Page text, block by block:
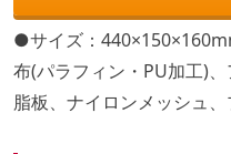
●サイズ：
布(パラフィン・PU加工)
脂板、ナイロンメッシュ